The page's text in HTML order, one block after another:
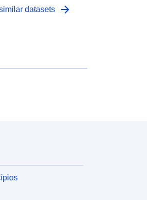
datasets arrow_forward